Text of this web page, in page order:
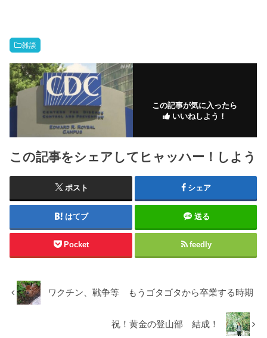
雑談
この記事が気に入ったら
いいねしよう！
この記事をシェアしてヒャッハー！しよう
ポスト シェア
はてブ 送る
Pocket feedly
ワクチン、戦争等 もうゴタゴタから卒業する時期
祝！黄金の登山部 結成！